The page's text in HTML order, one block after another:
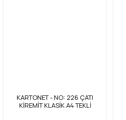
KARTONET - NO: 226 ÇATI
KİREMİT KLASİK A4 TEKLİ